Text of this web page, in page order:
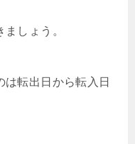
しょう。
転出日から転入日